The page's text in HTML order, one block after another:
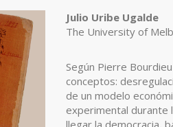
Contenido
principal
artículo
Julio Uribe Ugalde
The University of
Según Pierre
conceptos:
de un modelo
experimental durante
llegar la democracia,